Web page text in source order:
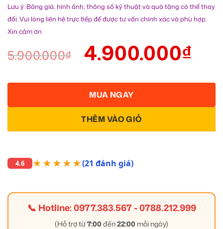
Lưu ý: Bảng giá, hình ảnh, thông số kỹ thuật và quà tặng có thể thay
đổi. Vui lòng liên hệ trực tiếp để được tư vấn chính xác và phù hợp.
Xin cảm ơn
5.900.000₫ 4.900.000₫
THÊM VÀO GIỎ
MUA NGAY
4.6 ★★★★★(21 đánh giá)
📞 Hotline:0977.383.567-0788.212.999
(Hỗ trợ từ7:00 đến22:00 mỗi ngày)